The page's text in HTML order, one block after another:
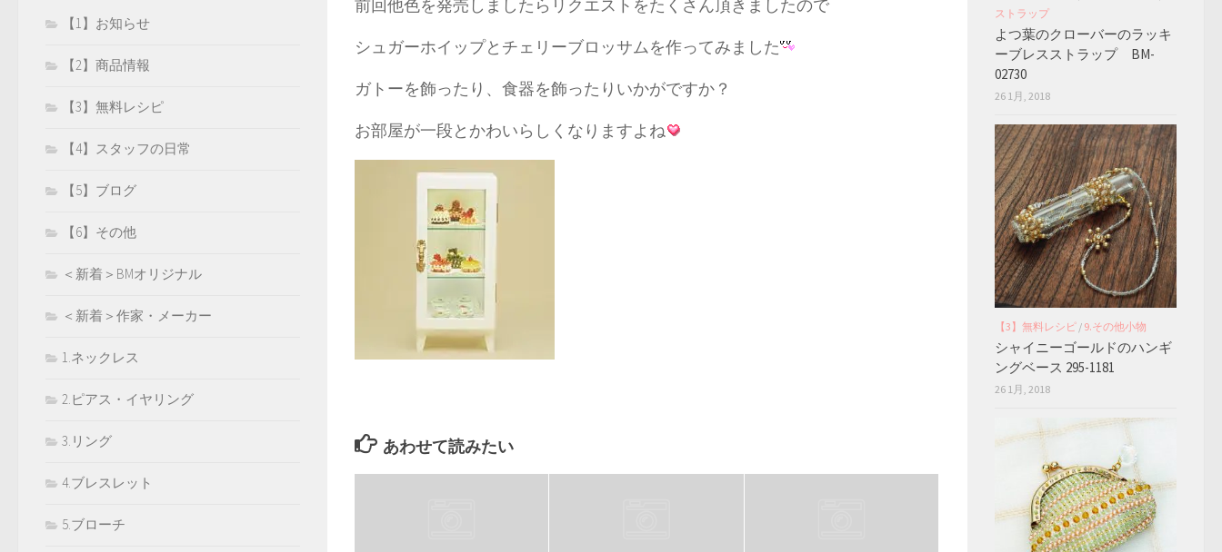
前回他色を発売しましたらリクエストをたくさん頂きましたので
シュガーホイップとチェリーブロッサムを作ってみました
ガトーを飾ったり、食器を飾ったりいかがですか？
お部屋が一段とかわいらしくなりますよね
あわせて読みたい
【1】お知らせ
【2】商品情報
【3】無料レシピ
【4】スタッフの日常
【5】ブログ
【6】その他
＜新着＞BMオリジナル
＜新着＞作家・メーカー
1.ネックレス
2.ピアス・イヤリング
3.リング
4.ブレスレット
5.ブローチ
ストラップ
よつ葉のクローバーのラッキ
ーブレスストラップ BM-
02730
26 1月, 2018
【3】無料レシピ / 9.その他小物
シャイニーゴールドのハンギ
ングベース 295-1181
26 1月, 2018